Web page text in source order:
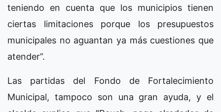
teniendo en cuenta que los municipios tienen
ciertas limitaciones porque los presupuestos
municipales no aguantan ya más cuestiones que
atender”.
Las partidas del Fondo de Fortalecimiento
Municipal, tampoco son una gran ayuda, y el